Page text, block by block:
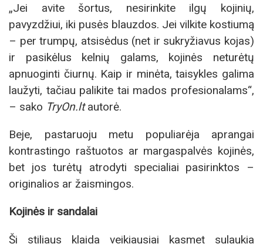
„Jei avite šortus, nesirinkite ilgų kojinių,
pavyzdžiui, iki pusės blauzdos. Jei vilkite kostiumą
– per trumpų, atsisėdus (net ir sukryžiavus kojas)
ir pasikėlus kelnių galams, kojinės neturėtų
apnuoginti čiurnų. Kaip ir minėta, taisykles galima
laužyti, tačiau palikite tai mados profesionalams“,
– sako TryOn.ltautorė.
Beje, pastaruoju metu populiarėja aprangai
kontrastingo raštuotos ar margaspalvės kojinės,
bet jos turėtų atrodyti specialiai pasirinktos –
originalios ar žaismingos.
Kojinės ir sandalai
Ši stiliaus klaida veikiausiai kasmet sulaukia